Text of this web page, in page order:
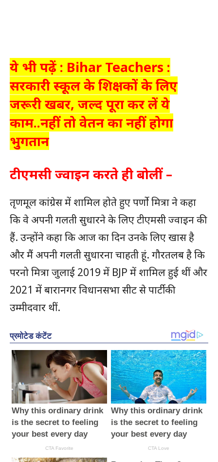
ये भी पढ़ें : Bihar Teachers :
सरकारी स्कूल के शिक्षकों के लिए
जरूरी खबर, जल्द पूरा कर लें ये
काम..नहीं तो वेतन का नहीं होगा
भुगतान
टीएमसी ज्वाइन करते ही बोलीं –
तृणमूल कांग्रेस में शामिल होते हुए पर्णो मित्रा ने कहा
कि वे अपनी गलती सुधारने के लिए टीएमसी ज्वाइन की
हैं. उन्होंने कहा कि आज का दिन उनके लिए खास है
और मैं अपनी गलती सुधारना चाहती हूं. गौरतलब है कि
परनो मित्रा जुलाई 2019 में BJP में शामिल हुई थीं और
2021 में बारानगर विधानसभा सीट से पार्टी की
उम्मीदवार थीं.